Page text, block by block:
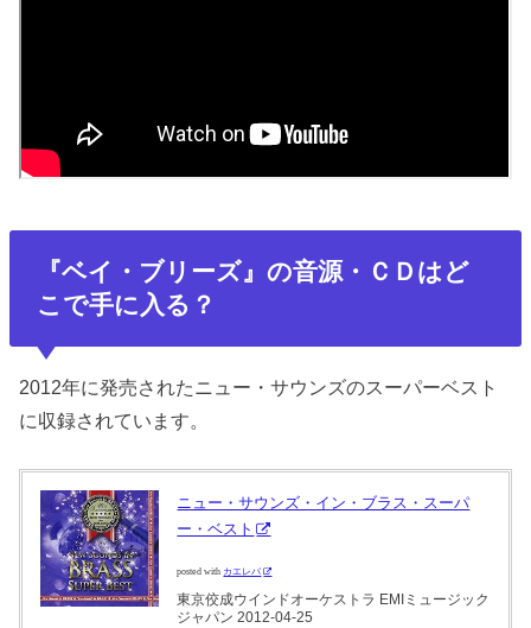
『ベイ・ブリーズ』の音源・ＣＤはど
こで手に入る？
2012年に発売されたニュー・サウンズのスーパーベスト
に収録されています。
ニュー・サウンズ・イン・ブラス・スーパ
ー・ベスト
posted with カエレバ
東京佼成ウインドオーケストラ EMIミュージック
ジャパン 2012-04-25